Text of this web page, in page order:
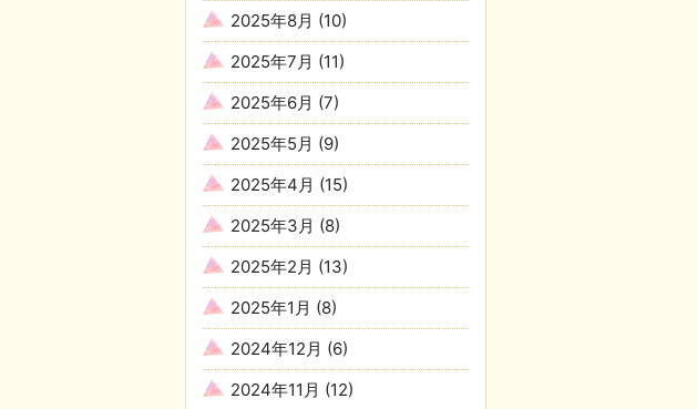
2025年8月 (10)
2025年7月 (11)
2025年6月 (7)
2025年5月 (9)
2025年4月 (15)
2025年3月 (8)
2025年2月 (13)
2025年1月 (8)
2024年12月 (6)
2024年11月 (12)